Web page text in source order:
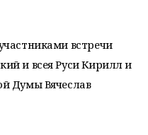
встречи
и всея Руси Кирилл и
Думы Вячеслав